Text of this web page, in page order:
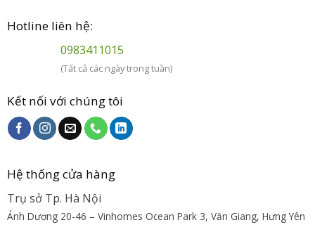
Hotline liên hệ:
0983411015
(Tất cả các ngày trong tuần)
Kết nối với chúng tôi
Hệ thống cửa hàng
Trụ sở Tp. Hà Nội
Ánh Dương 20-46 – Vinhomes Ocean Park 3, Văn Giang, Hưng Yên